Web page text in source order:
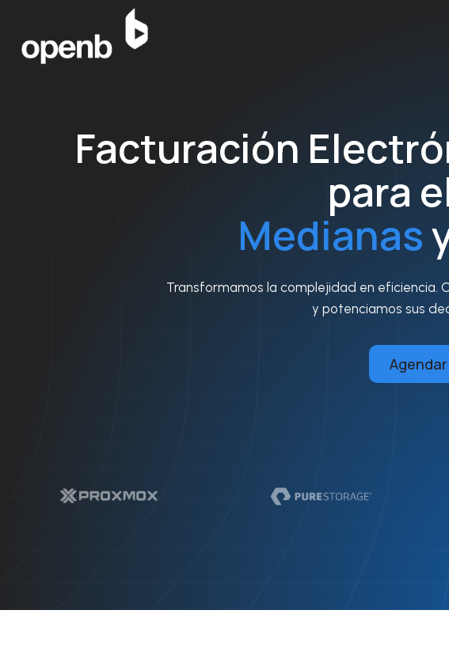
contenido
Facturación
para
Medianas
Transformamos la complejidad en eficiencia.
y potenciamos sus